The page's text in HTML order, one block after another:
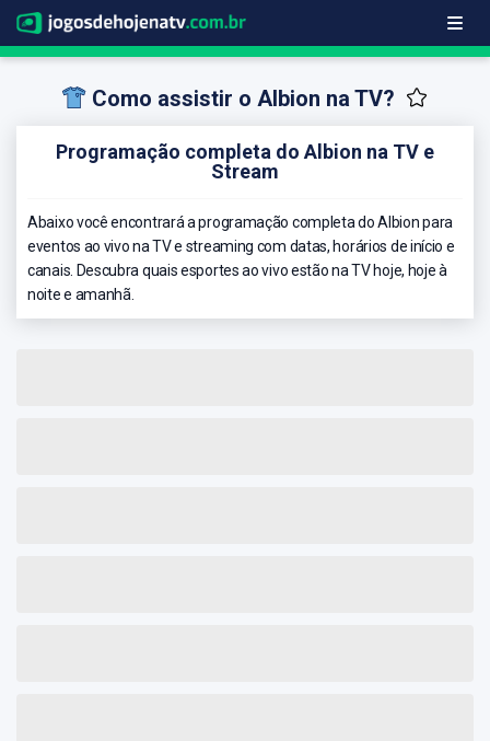
Como assistir o Albion na TV?
Programação completa do Albion na TV e
Stream
Abaixo você encontrará a programação completa do Albion para
eventos ao vivo na TV e streaming com datas, horários de início e
canais. Descubra quais esportes ao vivo estão na TV hoje, hoje à
noite e amanhã.